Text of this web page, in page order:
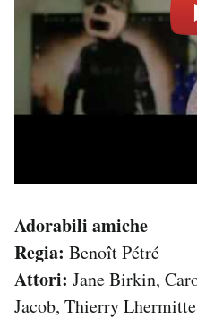
Adorabili amiche
Regia: Benoît Pétré
Attori: Jane Birkin,
Jacob, Thierry Lhermitte